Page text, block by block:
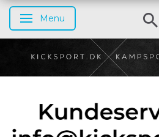
Skifte navigation
Menu